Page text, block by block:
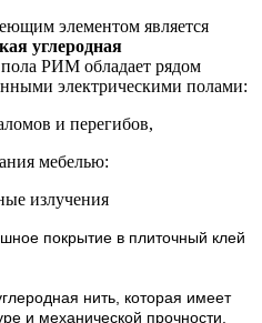
элементом является
углеродная
РИМ обладает рядом
электрическими полами:
и перегибов,
мебелью:
излучения
покрытие в плиточный клей
нить, которая имеет
и механической прочности.